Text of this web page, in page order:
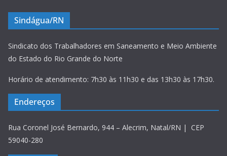
Sindágua/RN
Sindicato dos Trabalhadores em Saneamento e Meio Ambiente
do Estado do Rio Grande do Norte
Horário de atendimento: 7h30 às 11h30 e das 13h30 às 17h30.
Endereços
Rua Coronel José Bernardo, 944 – Alecrim, Natal/RN | CEP
59040-280